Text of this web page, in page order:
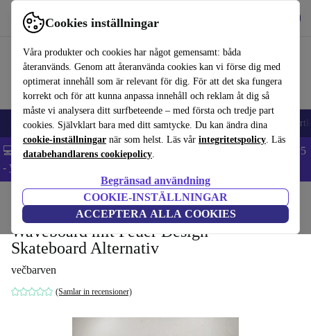
Cookies inställningar
Våra produkter och cookies har något gemensamt: båda
återanvänds. Genom att återanvända cookies kan vi förse dig med
optimerat innehåll som är relevant för dig. För att det ska fungera
korrekt och för att kunna anpassa innehåll och reklam åt dig så
måste vi analysera ditt surfbeteende – med första och tredje part
cookies. Självklart bara med ditt samtycke. Du kan ändra dina
cookie-inställningar när som helst. Läs vår integritetspolicy. Läs
databehandlarens cookiepolicy.
Begränsad användning
COOKIE-INSTÄLLNINGAR
ACCEPTERA ALLA COOKIES
Använd refurbed snabbt och enkelt
🎒 Back to school Mobiltelefoner Bärbara datorer Surfplattor
💻 Extra 5% rabatt på alla MacBooks och laptops - Code: LAPTOP5
- Villkor
Leksaker
Waveboard mit Feuer Design –
Skateboard Alternativ
večbarven
(Samlar in recensioner)